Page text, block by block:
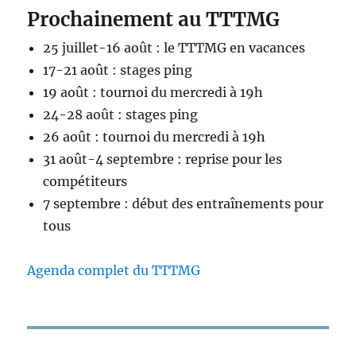
Prochainement au TTTMG
25 juillet-16 août : le TTTMG en vacances
17-21 août : stages ping
19 août : tournoi du mercredi à 19h
24-28 août : stages ping
26 août : tournoi du mercredi à 19h
31 août-4 septembre : reprise pour les
compétiteurs
7 septembre : début des entraînements pour
tous
Agenda complet du TTTMG